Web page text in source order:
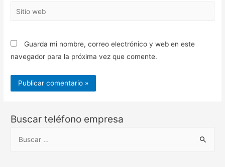
Sitio
Guarda mi nombre, correo electrónico y web en este
navegador para la próxima vez que comente.
Buscar teléfono empresa